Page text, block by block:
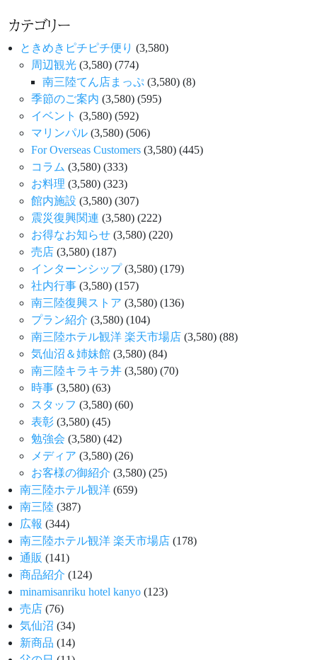
カテゴリー
ときめきピチピチ便り (3,580)
周辺観光 (3,580) (774)
南三陸てん店まっぷ (3,580) (8)
季節のご案内 (3,580) (595)
イベント (3,580) (592)
マリンパル (3,580) (506)
For Overseas Customers (3,580) (445)
コラム (3,580) (333)
お料理 (3,580) (323)
館内施設 (3,580) (307)
震災復興関連 (3,580) (222)
お得なお知らせ (3,580) (220)
売店 (3,580) (187)
インターンシップ(3,580) (179)
社内行事 (3,580) (157)
南三陸復興ストア (3,580) (136)
プラン紹介 (3,580) (104)
南三陸ホテル観洋 楽天市場店 (3,580) (88)
気仙沼＆姉妹館 (3,580) (84)
南三陸キラキラ丼 (3,580) (70)
時事 (3,580) (63)
スタッフ (3,580) (60)
表彰 (3,580) (45)
勉強会 (3,580) (42)
メディア (3,580) (26)
お客様の御紹介 (3,580) (25)
南三陸ホテル観洋 (659)
南三陸 (387)
広報 (344)
南三陸ホテル観洋 楽天市場店 (178)
通販 (141)
商品紹介 (124)
minamisanriku hotel kanyo (123)
売店 (76)
気仙沼 (34)
新商品 (14)